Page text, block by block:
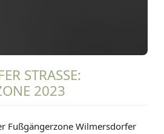
STRASSE: F
2023
Fußgängerzone Wilmersdorfer